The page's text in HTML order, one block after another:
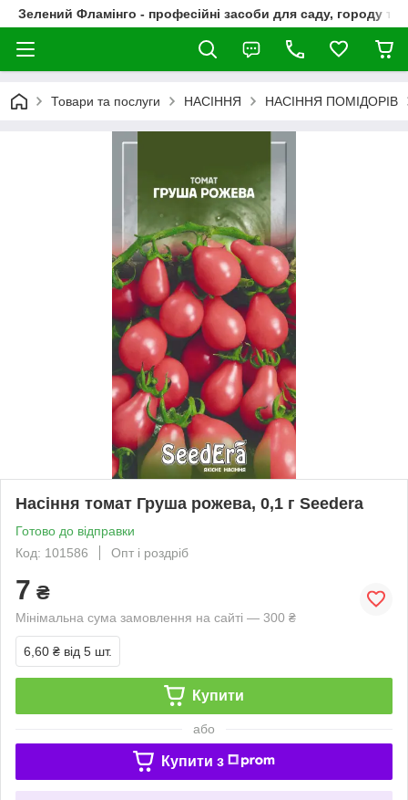
Зелений Фламінго - професійні засоби для саду, городу та
Товари та послуги НАСІННЯ НАСІННЯ ПОМІДОРІВ
Насіння томат Груша рожева, 0,1 г Seedera
Готово до відправки
Код: 101586
Опт і роздріб
7 ₴
Мінімальна сума замовлення на сайті — 300 ₴
6,60 ₴ від 5 шт.
Купити
або
Купити з